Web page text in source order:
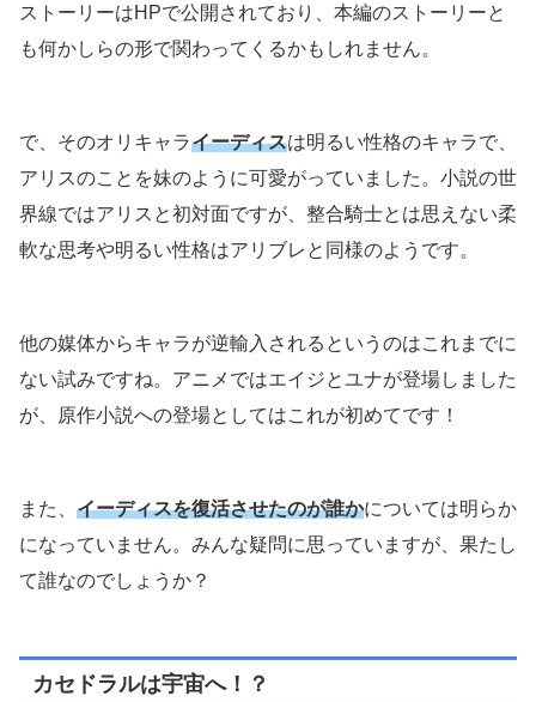
ストーリーはHPで公開されており、本編のストーリーと
も何かしらの形で関わってくるかもしれません。
で、そのオリキャライーディスは明るい性格のキャラで、
アリスのことを妹のように可愛がっていました。小説の世
界線ではアリスと初対面ですが、整合騎士とは思えない柔
軟な思考や明るい性格はアリブレと同様のようです。
他の媒体からキャラが逆輸入されるというのはこれまでに
ない試みですね。アニメではエイジとユナが登場しました
が、原作小説への登場としてはこれが初めてです！
また、 イーディスを復活させたのが誰かについては明らか
になっていません。みんな疑問に思っていますが、果たし
て誰なのでしょうか？
カセドラルは宇宙へ！？